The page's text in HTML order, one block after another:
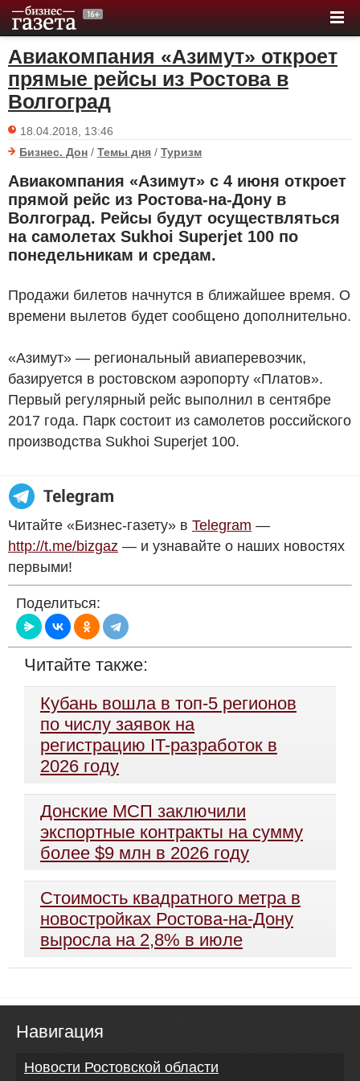
Авиакомпания «Азимут» откроет
прямые рейсы из Ростова в
Волгоград
18.04.2018, 13:46
Бизнес. Дон / Темы дня / Туризм
Авиакомпания «Азимут» с 4 июня откроет
прямой рейс из Ростова-на-Дону в
Волгоград. Рейсы будут осуществляться
на самолетах Sukhoi Superjet 100 по
понедельникам и средам.
Продажи билетов начнутся в ближайшее время. О
времени вылетов будет сообщено дополнительно.
«Азимут» — региональный авиаперевозчик,
базируется в ростовском аэропорту «Платов».
Первый регулярный рейс выполнил в сентябре
2017 года. Парк состоит из самолетов российского
производства Sukhoi Superjet 100.
Читайте «Бизнес-газету» в Telegram —
http://t.me/bizgaz — и узнавайте о наших новостях
первыми!
Поделиться:
Читайте также:
Кубань вошла в топ-5 регионов
по числу заявок на
регистрацию IT-разработок в
2026 году
Донские МСП заключили
экспортные контракты на сумму
более $9 млн в 2026 году
Стоимость квадратного метра в
новостройках Ростова-на-Дону
выросла на 2,8% в июле
Навигация
Новости Ростовской области